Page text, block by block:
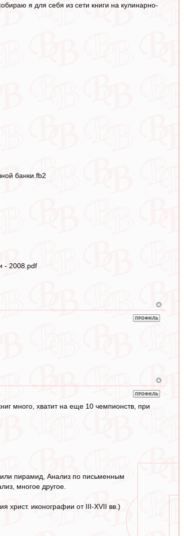
я для себя из сети книги на кулинарно-
банки.fb2
- 2008.pdf
много, хватит на еще 10 чемпионств, при
пирамид, Анализ по письменным
многое другое.
христ. иконографии от III-XVII вв.)